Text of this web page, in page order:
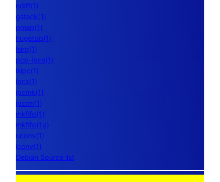
ndiff(1)
gstack(1)
pmap(1)
hugetop(1)
lsirq(1)
pcp-ipcs(1)
lsipc(1)
ipcs(1)
ipcmk(1)
ipcrm(1)
mkfifo(1)
mkfifo(1p)
uconv(1)
iconv(1)
Debian Source list